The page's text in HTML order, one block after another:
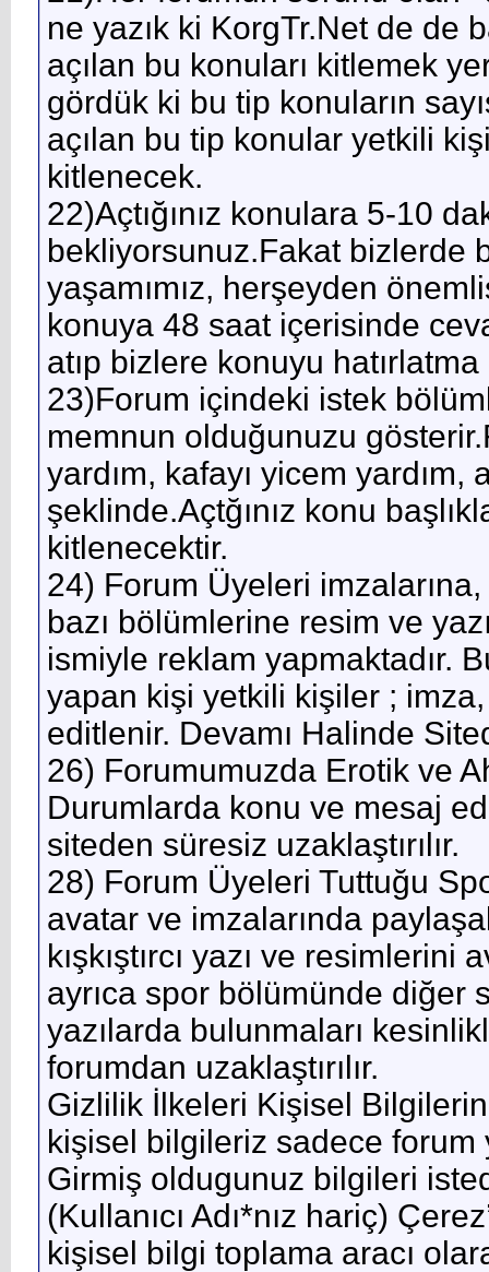
ne yazık ki KorgTr.Net de de
açılan bu konuları kitlemek
gördük ki bu tip konuların
açılan bu tip konular yetkili
kitlenecek.
22)Açtığınız konulara 5-10
bekliyorsunuz.Fakat bizlerde
yaşamımız, herşeyden
konuya 48 saat içerisinde
atıp bizlere konuyu
23)Forum içindeki istek
memnun olduğunuzu
yardım, kafayı yicem yardım,
şeklinde.Açtğınız konu
kitlenecektir.
24) Forum Üyeleri
bazı bölümlerine resim ve
ismiyle reklam yapmaktadır.
yapan kişi yetkili kişiler ;
editlenir. Devamı Halinde
26) Forumumuzda Erotik ve
Durumlarda konu ve mesaj
siteden süresiz uzaklaştırılır.
28) Forum Üyeleri Tuttuğu
avatar ve imzalarında
kışkıştırcı yazı ve
ayrıca spor bölümünde diğer
yazılarda bulunmaları
forumdan uzaklaştırılır.
Gizlilik İlkeleri Kişisel
kişisel bilgileriz sadece
Girmiş oldugunuz bilgileri
(Kullanıcı Adı*nız hariç)
kişisel bilgi toplama aracı